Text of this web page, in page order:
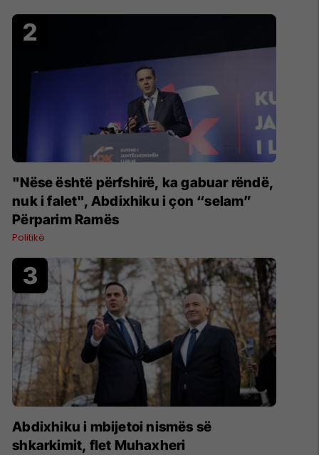
"Nëse është përfshirë, ka gabuar rëndë,
nuk i falet", Abdixhiku i çon “selam”
Përparim Ramës
Politikë
Abdixhiku i mbijetoi nismës së
shkarkimit, flet Muhaxheri